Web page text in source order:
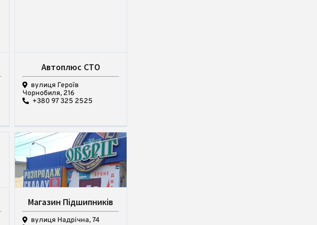
Автоплюс СТО
вулиця Героїв
Чорнобиля, 216
+380 97 325 2525
Магазин Підшипників
вулиця Надрічна, 74